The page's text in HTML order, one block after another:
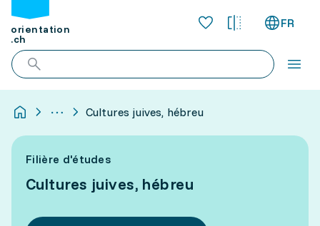
orientation
.ch
FR
Cultures juives, hébreu
Filière d'études
Cultures juives, hébreu